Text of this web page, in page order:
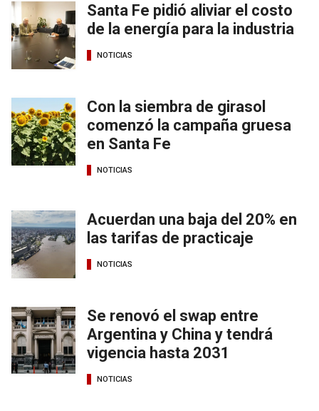
Santa Fe pidió aliviar el costo
de la energía para la industria
NOTICIAS
Con la siembra de girasol
comenzó la campaña gruesa
en Santa Fe
NOTICIAS
Acuerdan una baja del 20% en
las tarifas de practicaje
NOTICIAS
Se renovó el swap entre
Argentina y China y tendrá
vigencia hasta 2031
NOTICIAS